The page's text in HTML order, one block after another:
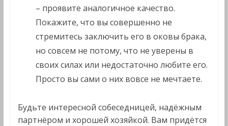
– проявите аналогичное качество.
Покажите, что вы совершенно не
стремитесь заключить его в оковы брака,
но совсем не потому, что не уверены в
своих силах или недостаточно любите его.
Просто вы сами о них вовсе не мечтаете.
Будьте интересной собеседницей, надёжным
партнёром и хорошей хозяйкой. Вам придётся